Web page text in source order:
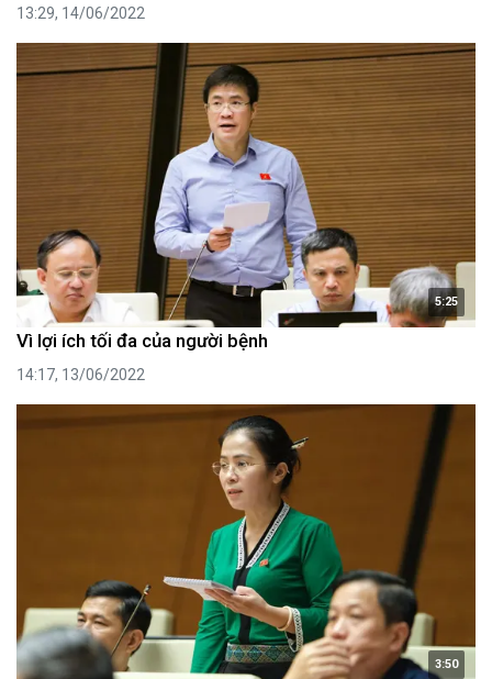
13:29, 14/06/2022
5:25
Vì lợi ích tối đa của người bệnh
14:17, 13/06/2022
3:50